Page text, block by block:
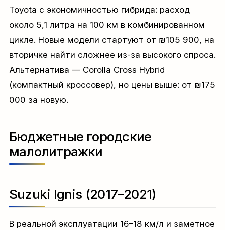
Toyota с экономичностью гибрида: расход
около 5,1 литра на 100 км в комбинированном
цикле. Новые модели стартуют от ₪105 900, на
вторичке найти сложнее из-за высокого спроса.
Альтернатива — Corolla Cross Hybrid
(компактный кроссовер), но цены выше: от ₪175
000 за новую.
Бюджетные городские
малолитражки
Suzuki Ignis (2017–2021)
В реальной эксплуатации 16–18 км/л и заметное